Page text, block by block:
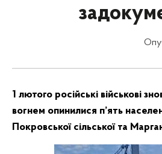
1 лютого російські військові
вогнем опинилися п’ять
Покровської сільської та